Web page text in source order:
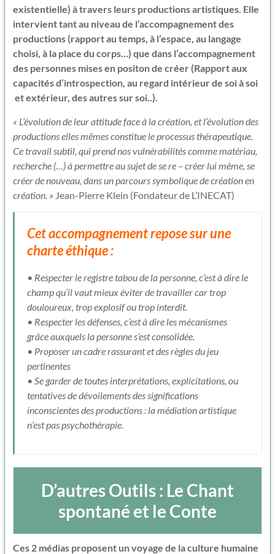
existentielle) à travers leurs productions artistiques. Elle
intervient tant au niveau de l’accompagnement des
productions (rapport au temps, à l’espace, au langage
choisi, à la place du corps…) que dans l’accompagnement
des personnes mises en positon de créer (Rapport aux
capacités d’introspection, au regard intérieur de soi à soi
et extérieur, des autres sur soi..).
« L’évolution de leur attitude face à la création, et l’évolution des
productions elles mêmes constitue le processus thérapeutique.
Ce travail subtil, qui prend nos vulnérabilités comme matériau,
recherche (…) à permettre au sujet de se re – créer lui même, se
créer de nouveau, dans un parcours symbolique de création en
création. » Jean-Pierre Klein (Fondateur de L’INECAT)
Cet accompagnement repose sur une
charte éthique :
• Respecter le registre tabou de la personne, c’est à dire le
champ qu’il vaut mieux éviter de travailler car trop
douloureux, trop explosif ou trop interdit.
• Respecter les défenses, c’est à dire les mécanismes
grâce auxquels la personne s’est consolidée.
• Proposer un cadre rassurant et des règles du jeu
pertinentes
• Se garder de toutes interprétations, explicitations, ou
tentatives de dévoilements des significations
inconscientes des productions : la médiation artistique
n’est pas psychothérapie.
D’autres Outils : Le Chant
spontané et le Conte
Ces 2 médias proposent un voyage de la culture humaine